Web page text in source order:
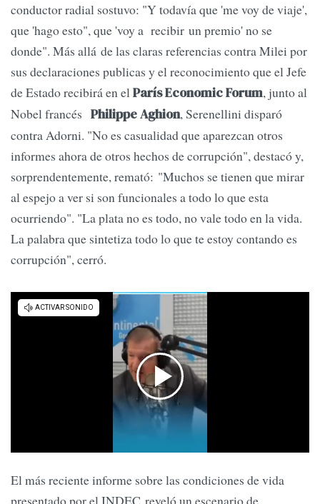
conductor radial sostuvo: "Y todavía que 'me voy de viaje',
que 'hago esto", que 'voy a recibir un premio' no se
donde". Más allá de las claras referencias contra Milei por
sus declaraciones publicas y el reconocimiento que el Jefe
de Estado recibirá en elParís Economic Forum, junto al
Nobel francés Philippe Aghion, Serenellini disparó
contra Adorni. "No es casualidad que aparezcan otros
informes ahora de otros hechos de corrupción", destacó y,
sorprendentemente, remató: "Muchos se tienen que mirar
al espejo a ver si son funcionales a todo lo que esta
ocurriendo". "La plata no es todo, no vale todo en la vida.
La palabra que sintetiza todo lo que te estoy contando es
corrupción", cerró.
El más reciente informe sobre las condiciones de vida
presentado por el INDEC reveló un escenario de